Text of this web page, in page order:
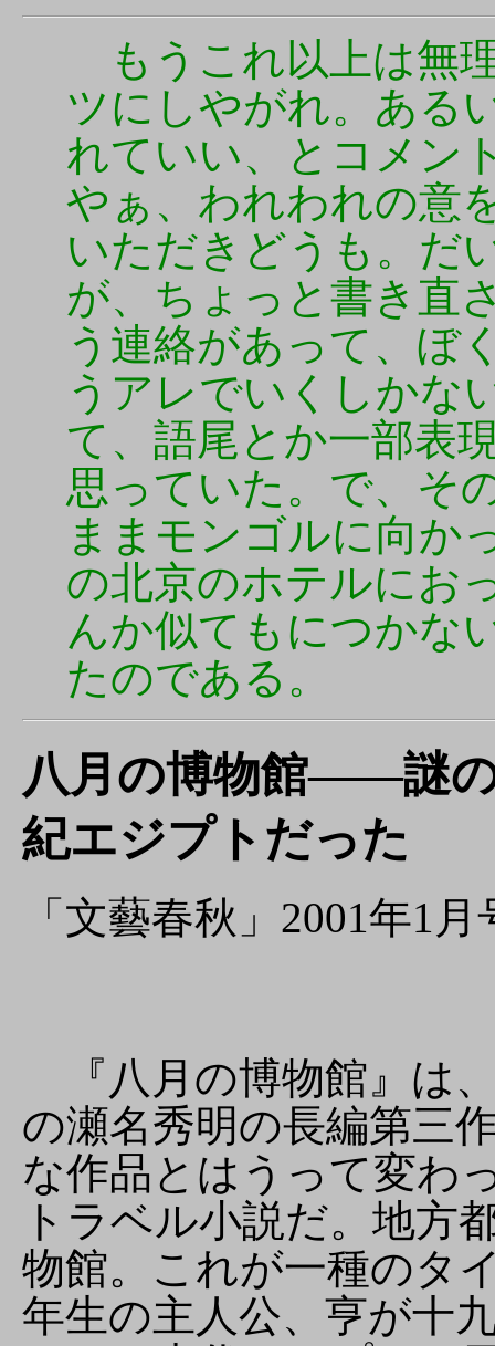
もうこれ以上は無
ツにしやがれ。ある
れていい、とコメン
やぁ、われわれの意
いただきどうも。だ
が、ちょっと書き直
う連絡があって、ぼ
うアレでいくしかな
て、語尾とか一部表
思っていた。で、そ
ままモンゴルに向
の北京のホテルにお
んか似てもにつかな
たのである。
八月の博物館――謎
紀エジプトだった
「文藝春秋」2001年1月
『八月の博物館』は
の瀬名秀明の長編第三
な作品とはうって変わ
トラベル小説だ。地方
物館。これが一種のタ
年生の主人公、亨が十